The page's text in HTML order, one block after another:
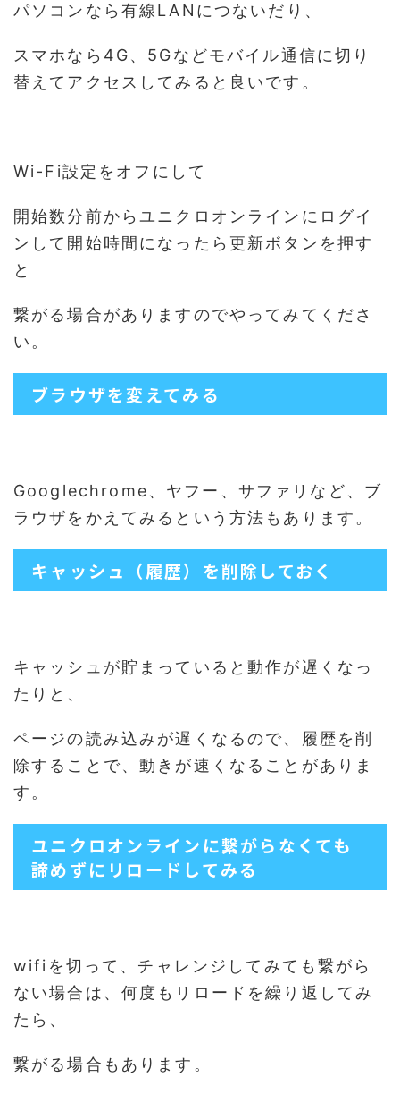
パソコンなら有線LANにつないだり、
スマホなら4G、5Gなどモバイル通信に切り
替えてアクセスしてみると良いです。
Wi-Fi設定をオフにして
開始数分前からユニクロオンラインにログイ
ンして開始時間になったら更新ボタンを押す
と
繋がる場合がありますのでやってみてくださ
い。
ブラウザを変えてみる
Googlechrome、ヤフー、サファリなど、ブ
ラウザをかえてみるという方法もあります。
キャッシュ（履歴）を削除しておく
キャッシュが貯まっていると動作が遅くなっ
たりと、
ページの読み込みが遅くなるので、履歴を削
除することで、動きが速くなることがありま
す。
ユニクロオンラインに繋がらなくても
諦めずにリロードしてみる
wifiを切って、チャレンジしてみても繋がら
ない場合は、何度もリロードを繰り返してみ
たら、
繋がる場合もあります。